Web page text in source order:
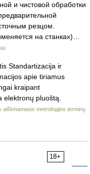
и чистовой обработки
резцом.
на станках)…
Standartizacija ir
apie tiriamus
kraipant
pluoštą.
aiškinamasis metrologijos terminų
18+